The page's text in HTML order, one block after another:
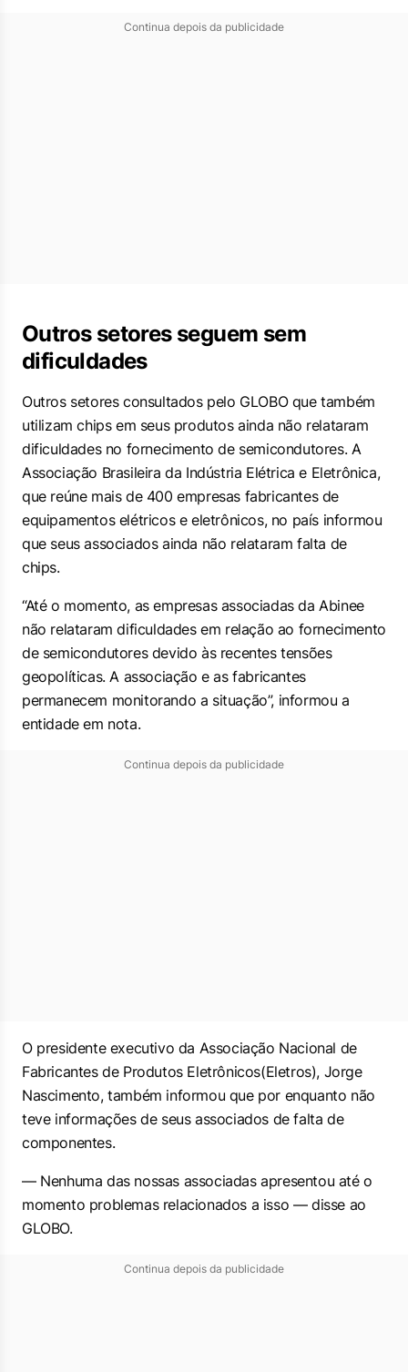
Continua depois da publicidade
Outros setores seguem sem
dificuldades
Outros setores consultados pelo GLOBO que também
utilizam chips em seus produtos ainda não relataram
dificuldades no fornecimento de semicondutores. A
Associação Brasileira da Indústria Elétrica e Eletrônica,
que reúne mais de 400 empresas fabricantes de
equipamentos elétricos e eletrônicos, no país informou
que seus associados ainda não relataram falta de
chips.
“Até o momento, as empresas associadas da Abinee
não relataram dificuldades em relação ao fornecimento
de semicondutores devido às recentes tensões
geopolíticas. A associação e as fabricantes
permanecem monitorando a situação”, informou a
entidade em nota.
Continua depois da publicidade
O presidente executivo da Associação Nacional de
Fabricantes de Produtos Eletrônicos(Eletros), Jorge
Nascimento, também informou que por enquanto não
teve informações de seus associados de falta de
componentes.
— Nenhuma das nossas associadas apresentou até o
momento problemas relacionados a isso — disse ao
GLOBO.
Continua depois da publicidade